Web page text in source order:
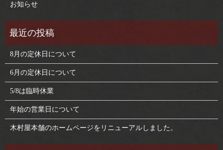
お知らせ
8月の定休日について
6月の定休日について
5/8は臨時休業
年始の営業日について
木村屋本舗のホームページをリニューアルしました。